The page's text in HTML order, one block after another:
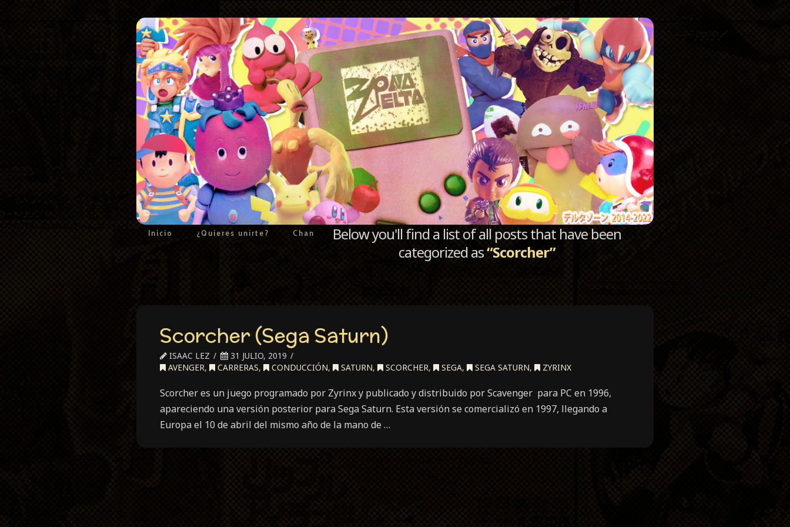
Inicio ¿Quieres unirte? Chan
Below you'll find a list of all posts that have been
categorized as“Scorcher”
Scorcher (Sega Saturn)
ISAAC LEZ
31 JULIO, 2019
AVENGER, CARRERAS, CONDUCCIÓN, SATURN, SCORCHER, SEGA, SEGA SATURN, ZYRINX
Scorcher es un juego programado por Zyrinx y publicado y distribuido por Scavenger para PC en 1996,
apareciendo una versión posterior para Sega Saturn. Esta versión se comercializó en 1997, llegando a
Europa el 10 de abril del mismo año de la mano de …